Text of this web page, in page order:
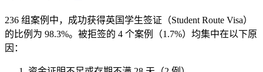
236 组案例中，成功获得英国学生签证（Student Route Visa）
的比例为 98.3%。被拒签的 4 个案例（1.7%）均集中在以下原
因：